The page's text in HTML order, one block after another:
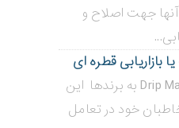
آنها جهت اصلاح و
بازاریابی قطره ای
بازاریابی قطره ای Drip Marketing به برندها این
خود در تعامل